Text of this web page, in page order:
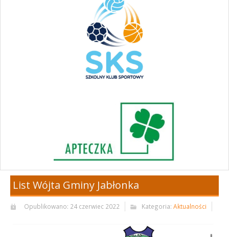
List Wójta Gminy Jabłonka
Opublikowano: 24 czerwiec 2022 Kategoria: Aktualności